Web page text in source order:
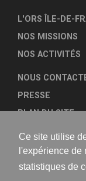
Ce site utilise
l'expérience
statistiques de
L'ORS ÎLE-DE-
NOS MISSIONS
NOS ACTIVITÉS
NOUS
PRESSE
PLAN DU SITE
MENTIONS
TRANSPARENCE
NOUS SUIVRE